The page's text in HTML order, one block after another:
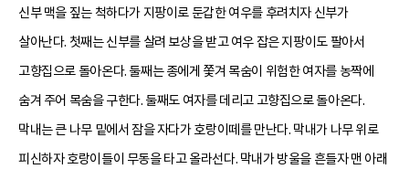
신부 맥을 짚는 척하다가 지팡이로 둔갑한 여우를 후려치자 신부가
살아난다. 첫째는 신부를 살려 보상을 받고 여우 잡은 지팡이도 팔아서
고향집으로 돌아온다. 둘째는 종에게 쫓겨 목숨이 위험한 여자를 농짝에
숨겨 주어 목숨을 구한다. 둘째도 여자를 데리고 고향집으로 돌아온다.
막내는 큰 나무 밑에서 잠을 자다가 호랑이떼를 만난다. 막내가 나무 위로
피신하자 호랑이들이 무동을 타고 올라선다. 막내가 방울을 흔들자 맨 아래